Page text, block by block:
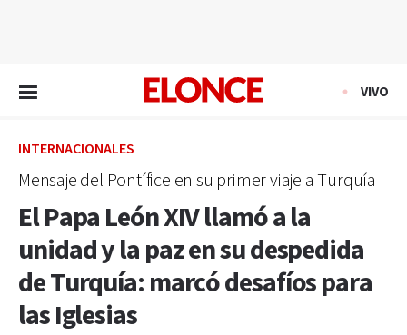
VIVO
INTERNACIONALES
Mensaje del Pontífice en su primer viaje a Turquía
El Papa León XIV llamó a la
unidad y la paz en su despedida
de Turquía: marcó desafíos para
las Iglesias